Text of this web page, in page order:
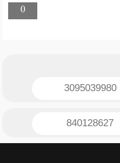
0
3095039980
840128627